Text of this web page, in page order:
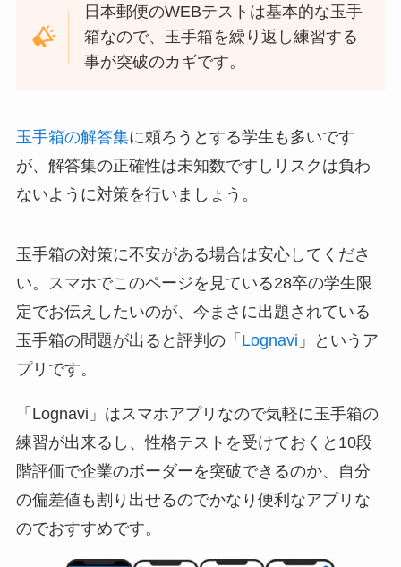
日本郵便のWEBテストは基本的な玉手
箱なので、玉手箱を繰り返し練習する
事が突破のカギです。
玉手箱の解答集に頼ろうとする学生も多いです
が、解答集の正確性は未知数ですしリスクは負わ
ないように対策を行いましょう。
玉手箱の対策に不安がある場合は安心してくださ
い。スマホでこのページを見ている28卒の学生限
定でお伝えしたいのが、今まさに出題されている
玉手箱の問題が出ると評判の「 Lognavi 」というア
プリです。
「Lognavi」はスマホアプリなので気軽に玉手箱の
練習が出来るし、性格テストを受けておくと10段
階評価で企業のボーダーを突破できるのか、自分
の偏差値も割り出せるのでかなり便利なアプリな
のでおすすめです。